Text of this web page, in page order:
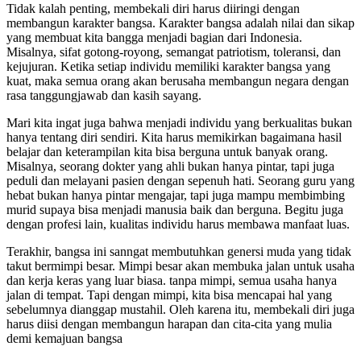
Tidak kalah penting, membekali diri harus diiringi dengan
membangun karakter bangsa. Karakter bangsa adalah nilai dan sikap
yang membuat kita bangga menjadi bagian dari Indonesia.
Misalnya, sifat gotong-royong, semangat patriotism, toleransi, dan
kejujuran. Ketika setiap individu memiliki karakter bangsa yang
kuat, maka semua orang akan berusaha membangun negara dengan
rasa tanggungjawab dan kasih sayang.
Mari kita ingat juga bahwa menjadi individu yang berkualitas bukan
hanya tentang diri sendiri. Kita harus memikirkan bagaimana hasil
belajar dan keterampilan kita bisa berguna untuk banyak orang.
Misalnya, seorang dokter yang ahli bukan hanya pintar, tapi juga
peduli dan melayani pasien dengan sepenuh hati. Seorang guru yang
hebat bukan hanya pintar mengajar, tapi juga mampu membimbing
murid supaya bisa menjadi manusia baik dan berguna. Begitu juga
dengan profesi lain, kualitas individu harus membawa manfaat luas.
Terakhir, bangsa ini sanngat membutuhkan genersi muda yang tidak
takut bermimpi besar. Mimpi besar akan membuka jalan untuk usaha
dan kerja keras yang luar biasa. tanpa mimpi, semua usaha hanya
jalan di tempat. Tapi dengan mimpi, kita bisa mencapai hal yang
sebelumnya dianggap mustahil. Oleh karena itu, membekali diri juga
harus diisi dengan membangun harapan dan cita-cita yang mulia
demi kemajuan bangsa